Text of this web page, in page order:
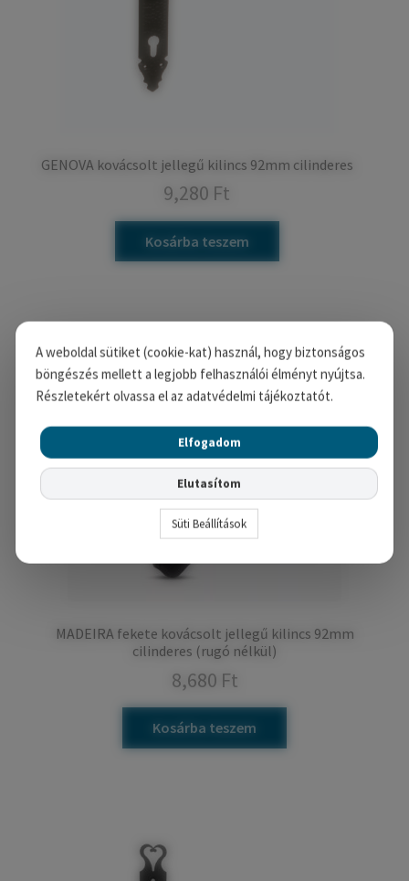
GENOVA kovácsolt jellegű kilincs 92mm cilinderes
9,280 Ft
Kosárba teszem
MADEIRA fekete kovácsolt jellegű kilincs 92mm
cilinderes (rugó nélkül)
8,680 Ft
Kosárba teszem
A weboldal sütiket (cookie-kat) használ, hogy biztonságos
böngészés mellett a legjobb felhasználói élményt nyújtsa.
Részletekért olvassa el az adatvédelmi tájékoztatót.
Elfogadom
Elutasítom
Süti Beállítások